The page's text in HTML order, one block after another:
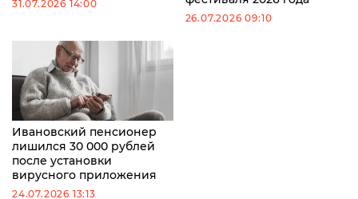
31.07.2026 14:00
26.07.2026 09:10
Ивановский пенсионер
лишился 30 000 рублей
после установки
вирусного приложения
24.07.2026 13:13